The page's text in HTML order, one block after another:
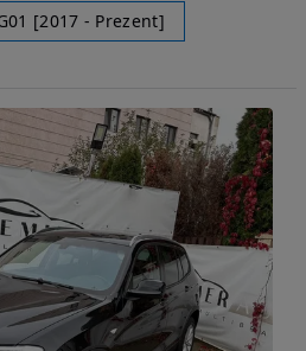
[2017 - Prezent]